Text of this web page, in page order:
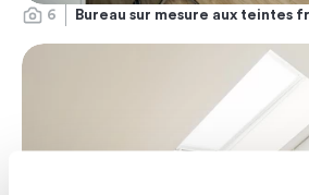
6 Bureau sur mesure aux teintes